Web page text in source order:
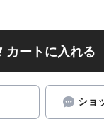
カートに入れる
ショ